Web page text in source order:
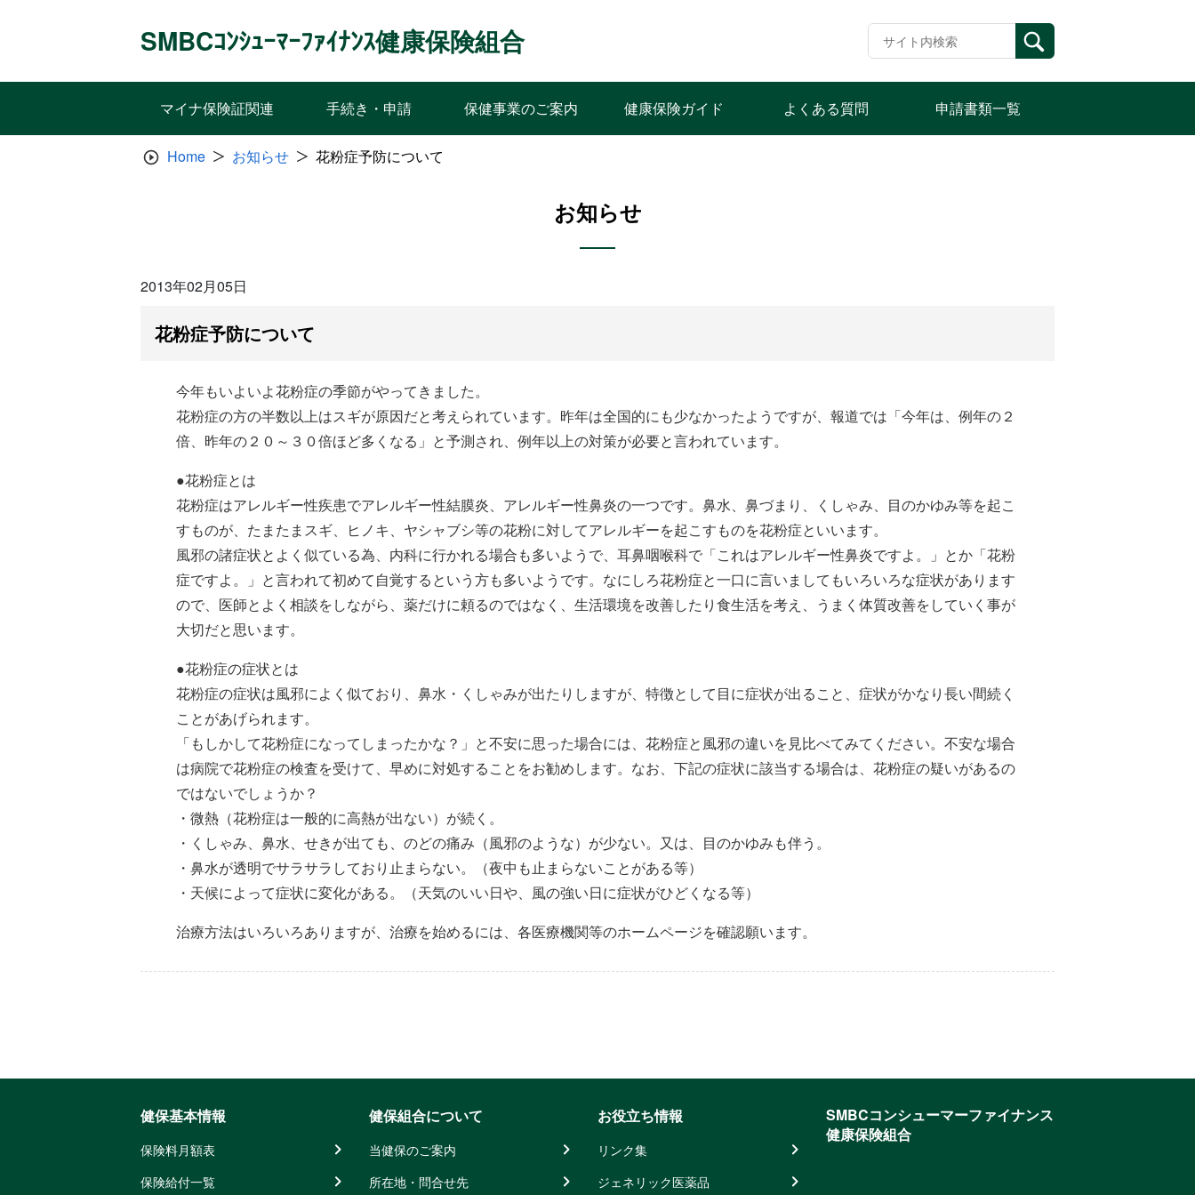
SMBCｺﾝｼｭｰﾏｰﾌｧｲﾅﾝｽ健康保険組合
マイナ保険証関連 手続き・申請 保健事業のご案内 健康保険ガイド よくある質問 申請書類一覧
Home お知らせ 花粉症予防について
お知らせ
2013年02月05日
花粉症予防について
今年もいよいよ花粉症の季節がやってきました。
花粉症の方の半数以上はスギが原因だと考えられています。昨年は全国的にも少なかったようですが、報道では「今年は、例年の２
倍、昨年の２０～３０倍ほど多くなる」と予測され、例年以上の対策が必要と言われています。
●花粉症とは
花粉症はアレルギー性疾患でアレルギー性結膜炎、アレルギー性鼻炎の一つです。鼻水、鼻づまり、くしゃみ、目のかゆみ等を起こ
すものが、たまたまスギ、ヒノキ、ヤシャブシ等の花粉に対してアレルギーを起こすものを花粉症といいます。
風邪の諸症状とよく似ている為、内科に行かれる場合も多いようで、耳鼻咽喉科で「これはアレルギー性鼻炎ですよ。」とか「花粉
症ですよ。」と言われて初めて自覚するという方も多いようです。なにしろ花粉症と一口に言いましてもいろいろな症状があります
ので、医師とよく相談をしながら、薬だけに頼るのではなく、生活環境を改善したり食生活を考え、うまく体質改善をしていく事が
大切だと思います。
●花粉症の症状とは
花粉症の症状は風邪によく似ており、鼻水・くしゃみが出たりしますが、特徴として目に症状が出ること、症状がかなり長い間続く
ことがあげられます。
「もしかして花粉症になってしまったかな？」と不安に思った場合には、花粉症と風邪の違いを見比べてみてください。不安な場合
は病院で花粉症の検査を受けて、早めに対処することをお勧めします。なお、下記の症状に該当する場合は、花粉症の疑いがあるの
ではないでしょうか？
・微熱（花粉症は一般的に高熱が出ない）が続く。
・くしゃみ、鼻水、せきが出ても、のどの痛み（風邪のような）が少ない。又は、目のかゆみも伴う。
・鼻水が透明でサラサラしており止まらない。（夜中も止まらないことがある等）
・天候によって症状に変化がある。（天気のいい日や、風の強い日に症状がひどくなる等）
治療方法はいろいろありますが、治療を始めるには、各医療機関等のホームページを確認願います。
健保基本情報
保険料月額表
保険給付一覧
健保組合について
当健保のご案内
所在地・問合せ先
お役立ち情報
リンク集
ジェネリック医薬品
SMBCコンシューマーファイナンス
健康保険組合